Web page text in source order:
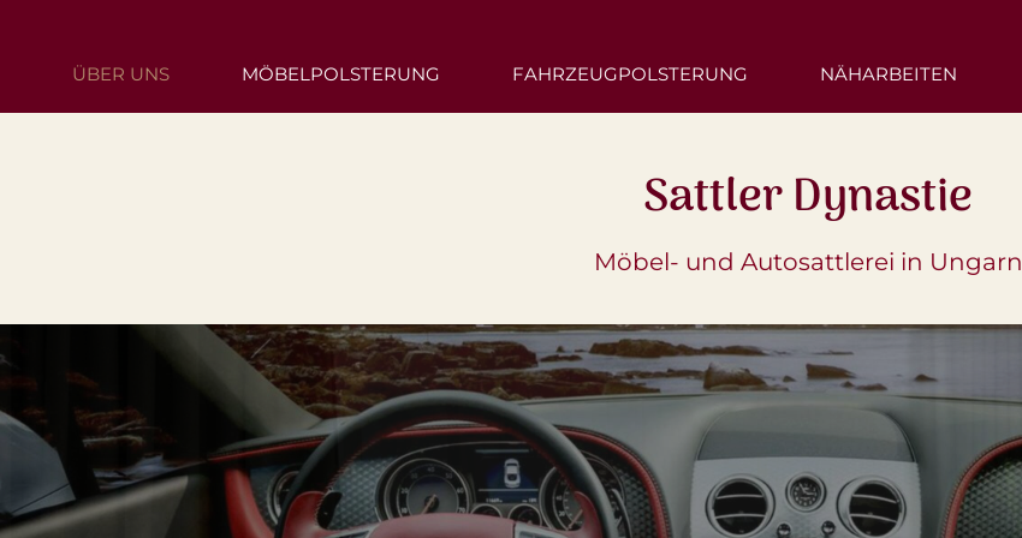
ÜBER UNS MÖBELPOLSTERUNG FAHRZEUGPOLSTERUNG NÄHARBEITEN
Sattler Dynastie
Möbel- und Autosattlerei in Ungarn